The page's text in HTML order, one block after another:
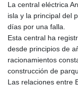
La central eléctrica
isla y la principal del
días por una falla.
Esta central ha
desde principios de
racionamientos
construcción de
Las relaciones entre